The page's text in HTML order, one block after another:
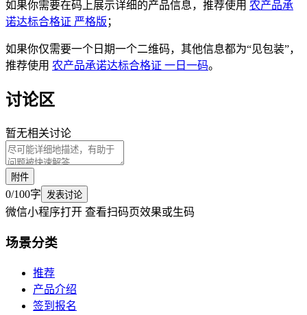
如果你需要在码上展示详细的产品信息，推荐使用 农产品承
诺达标合格证 严格版 ；
如果你仅需要一个日期一个二维码，其他信息都为“见包装”，
推荐使用 农产品承诺达标合格证 一日一码。
讨论区
暂无相关讨论
附件
0/100字 发表讨论
微信小程序打开 查看扫码页效果或生码
场景分类
推荐
产品介绍
签到报名